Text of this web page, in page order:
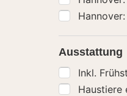
Ausstattung
Inkl.
Haustiere